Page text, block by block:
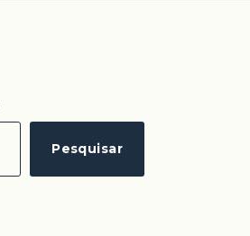
Pesquisar